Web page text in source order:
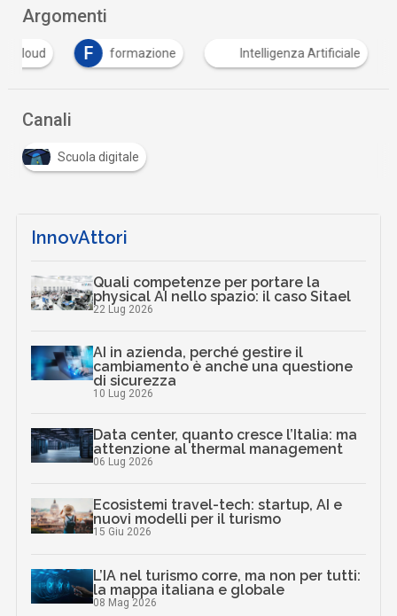
Argomenti
cloud F formazione Intelligenza Artificiale
Canali
Scuola digitale
InnovAttori
Quali competenze per portare la
physical AI nello spazio: il caso Sitael
22 Lug 2026
AI in azienda, perché gestire il
cambiamento è anche una questione
di sicurezza
10 Lug 2026
Data center, quanto cresce l’Italia: ma
attenzione al thermal management
06 Lug 2026
Ecosistemi travel-tech: startup, AI e
nuovi modelli per il turismo
15 Giu 2026
L’IA nel turismo corre, ma non per tutti:
la mappa italiana e globale
08 Mag 2026